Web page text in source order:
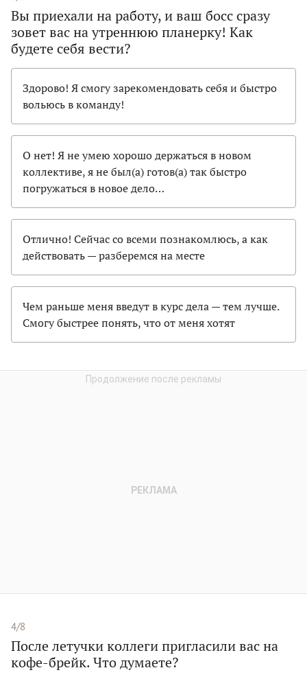
Вы приехали на работу, и ваш босс сразу
зовет вас на утреннюю планерку! Как
будете себя вести?
Здорово! Я смогу зарекомендовать себя и быстро
вольюсь в команду!
О нет! Я не умею хорошо держаться в новом
коллективе, я не был(а) готов(а) так быстро
погружаться в новое дело…
Отлично! Сейчас со всеми познакомлюсь, а как
действовать — разберемся на месте
Чем раньше меня введут в курс дела — тем лучше.
Смогу быстрее понять, что от меня хотят
4/8
После летучки коллеги пригласили вас на
кофе-брейк. Что думаете?